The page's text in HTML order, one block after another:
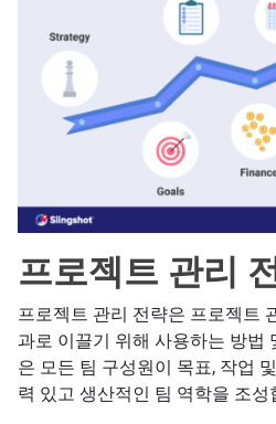
프로젝트 관리
프로젝트 관리 전략은 프로젝트
과로 이끌기 위해 사용하는 방법
은 모든 팀 구성원이 목표, 작업
력 있고 생산적인 팀 역학을 조성